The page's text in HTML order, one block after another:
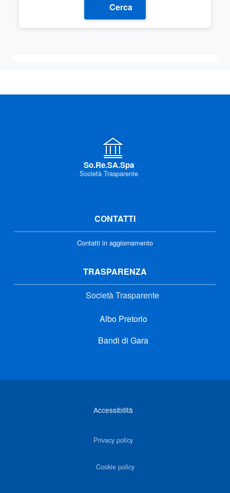
Cerca
So.Re.SA.Spa
Società Trasparente
CONTATTI
Contatti in aggiornamento
TRASPARENZA
Società Trasparente
Albo Pretorio
Bandi di Gara
Accessibilità
Privacy policy
Cookie policy